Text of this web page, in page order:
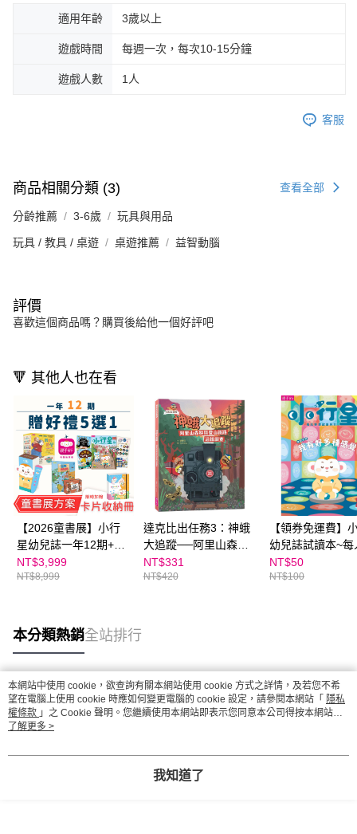
適用年齡 3歲以上
遊戲時間 每週一次，每次10-15分鐘
遊戲人數 1人
客服
商品相關分類 (3) 查看全部
分齡推薦 3-6歲 玩具與用品
玩具 / 教具 / 桌遊 桌遊推薦 益智動腦
評價
喜歡這個商品嗎？購買後給他一個好評吧
🔻 其他人也在看
【2026童書展】小行
星幼兒誌一年12期+童
書展好禮5選1~加贈點
讀卡片收集冊！
NT$3,999
NT$8,999
達克比出任務3：神蛾
大追蹤──阿里山森林
與登山鐵路沿線調查
NT$331
NT$420
【領券免運費】
幼兒誌試讀本~每
購一份
NT$50
NT$100
本分類熱銷全站排行
熱門標籤
本網站中使用 cookie，欲查詢有關本網站使用 cookie 方式之詳情，及若您不希
望在電腦上使用 cookie 時應如何變更電腦的 cookie 設定，請參閱本網站「 隱私
權條款 」之 Cookie 聲明。您繼續使用本網站即表示您同意本公司得按本網站使
用條款之 Cookie 聲明使用 cookie。
了解更多 >
我知道了